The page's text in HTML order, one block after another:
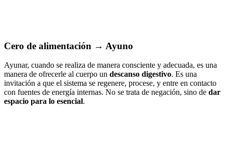
Cero de alimentación → Ayuno
Ayunar, cuando se realiza de manera consciente y adecuada, es una
manera de ofrecerle al cuerpo un descanso digestivo. Es una
invitación a que el sistema se regenere, procese, y entre en contacto
con fuentes de energía internas. No se trata de negación, sino de dar
espacio para lo esencial.